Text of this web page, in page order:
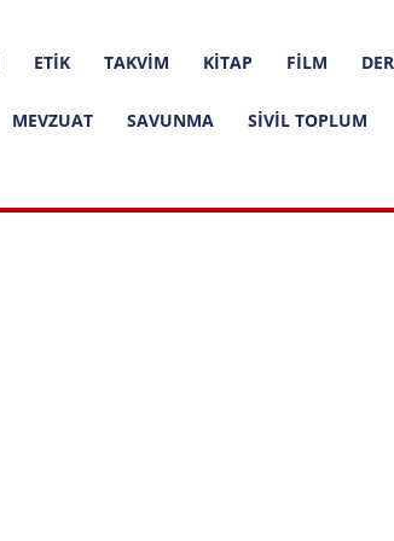
ETIK TAKVIM KITAP FILM
MEVZUAT SAVUNMA SIVIL TOPLUM